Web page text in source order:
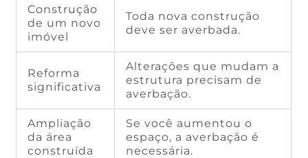
Construção
de um novo
imóvel
Toda nova construção
deve ser averbada.
Reforma
significativa
Alterações que mudam a
estrutura precisam de
averbação.
Ampliação
da área
construída
Se você aumentou o
espaço, a averbação é
necessária.